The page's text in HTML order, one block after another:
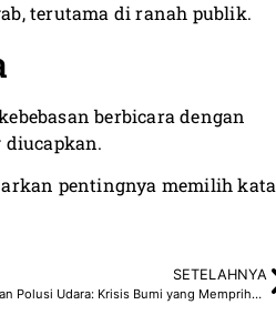
terutama di ranah publik.
berbicara dengan
diucapkan.
pentingnya memilih kata
SETELAHNYA
Pemanasan Global dan Polusi Udara: Krisis Bumi yang Memprihatinkan